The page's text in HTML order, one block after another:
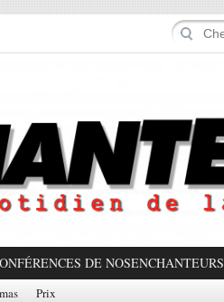
DE NOSENCHANTEURS
Prix